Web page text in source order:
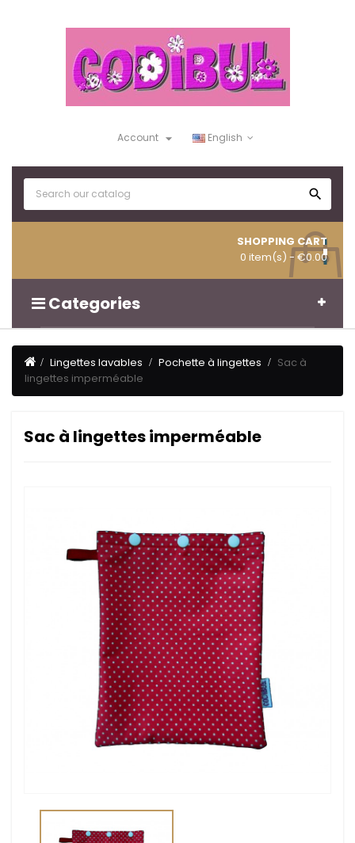
English
Account 

SHOPPING CART
0 item(s) - €0.00
Categories
Lingettes lavables Pochette à lingettes
Sac à
lingettes imperméable
Sac à lingettes imperméable